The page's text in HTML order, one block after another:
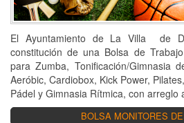
El Ayuntamiento de La Villa de
constitución de una Bolsa de
para Zumba, Tonificación/Gimnasia
Aeróbic, Cardiobox, Kick Power,
Pádel y Gimnasia Rítmica, con arreglo
BOLSA MONITORES